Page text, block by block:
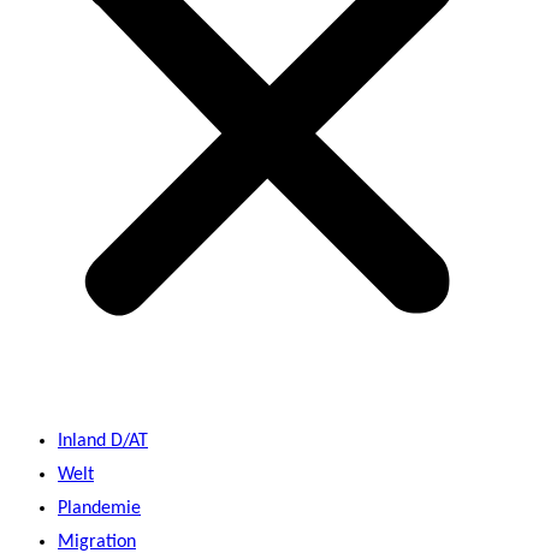
Inland D/AT
Welt
Plandemie
Migration